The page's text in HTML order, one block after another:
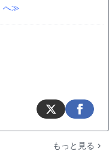
へ≫
もっと見る